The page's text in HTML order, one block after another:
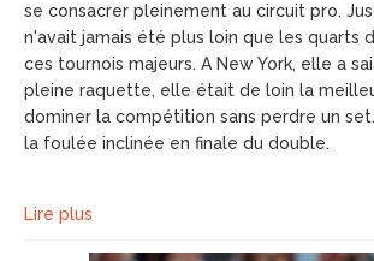
se consacrer pleinement au circuit pro.
n'avait jamais été plus loin que les quarts
ces tournois majeurs. A New York, elle a
pleine raquette, elle était de loin la
dominer la compétition sans perdre un
la foulée inclinée en finale du double.
Lire plus